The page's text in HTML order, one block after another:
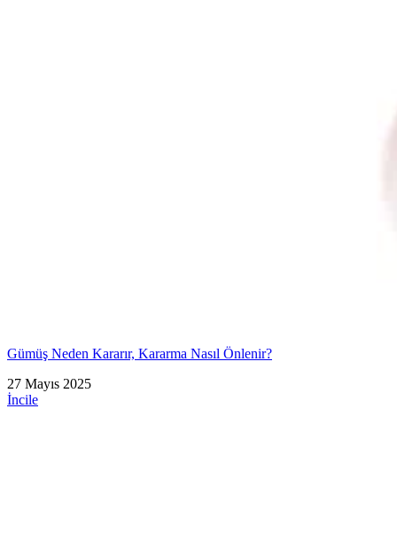
Gümüş Neden Kararır, Kararma Nasıl Önlenir?
27 Mayıs 2025
İncile